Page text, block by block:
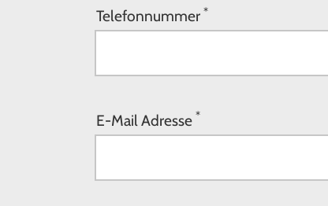
Telefonnummer*
E-Mail Adresse*